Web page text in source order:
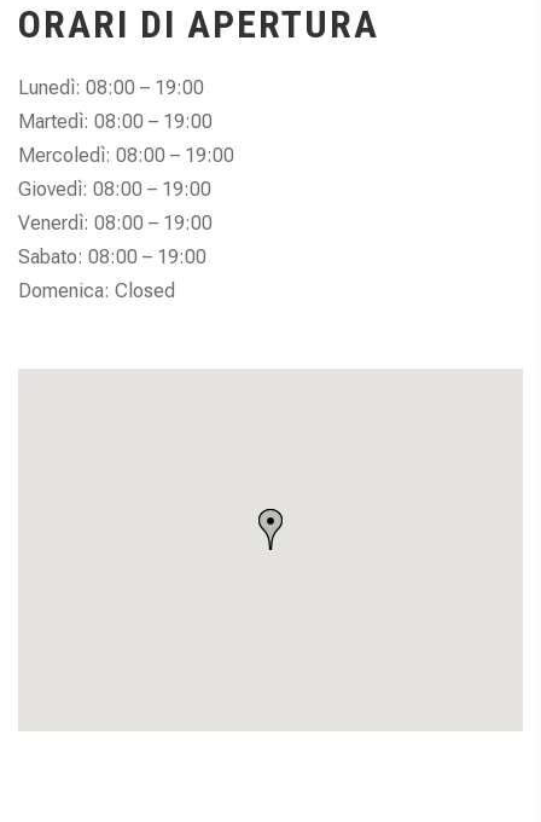
ORARI DI APERTURA
Lunedì: 08:00 – 19:00
Martedì: 08:00 – 19:00
Mercoledì: 08:00 – 19:00
Giovedì: 08:00 – 19:00
Venerdì: 08:00 – 19:00
Sabato: 08:00 – 19:00
Domenica: Closed